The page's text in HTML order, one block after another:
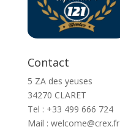
Contact
5 ZA des yeuses
34270 CLARET
Tel : ‭+33 499 666 724‬
Mail : welcome@crex.fr